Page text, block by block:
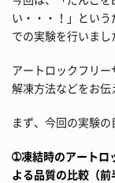
い・・・！」とい
での実験を行いまし
アートロックフリー
解凍方法などをお伝
まず、今回の実験の
➀凍結時のアートロ
よる品質の比較（前